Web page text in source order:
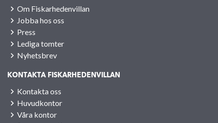
Om Fiskarhedenvillan
Jobba hos oss
Press
Lediga tomter
Nyhetsbrev
KONTAKTA FISKARHEDENVILLAN
Kontakta oss
Huvudkontor
Våra kontor